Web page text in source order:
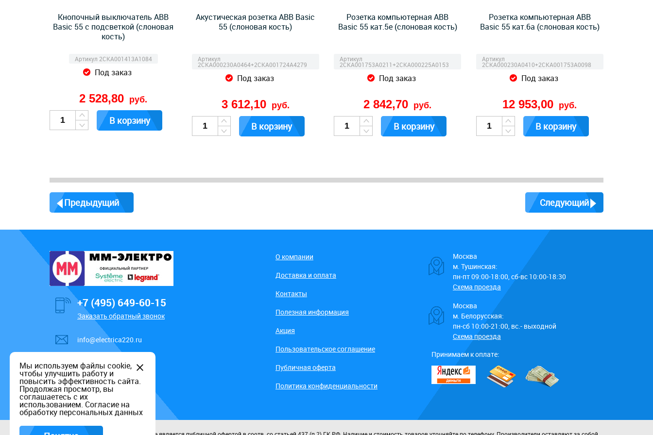
Кнопочный выключатель ABB
Basic 55 с подсветкой (слоновая
кость)
Артикул 2CKA001413A1084
Под заказ
2 528,80 руб.
В корзину
Акустическая розетка ABB Basic
55 (слоновая кость)
Артикул
2CKA000230A0464+2CKA001724A4279
Под заказ
3 612,10 руб.
В корзину
Розетка компьютерная ABB
Basic 55 кат.5e (слоновая кость)
Артикул
2CKA001753A0211+2CKA000225A0153
Под заказ
2 842,70 руб.
В корзину
Розетка компьютерная ABB
Basic 55 кат.6a (слоновая кость)
Артикул
2CKA000230A0410+2CKA001753A0098
Под заказ
12 953,00 руб.
В корзину
Предыдущий Следующий
+7 (495) 649-60-15
Заказать обратный звонок
info@electrica220.ru
О компании
Доставка и оплата
Контакты
Полезная информация
Акция
Пользовательское соглашение
Публичная оферта
Политика конфиденциальности
Москва
м. Тушинская:
пн-пт 09:00-18:00, сб-вс 10:00-18:30
Схема проезда
Москва
м. Белорусская:
пн-сб 10:00-21:00, вс.- выходной
Схема проезда
Принимаем к оплате:
Мы используем файлы cookie,
чтобы улучшить работу и
повысить эффективность сайта.
Продолжая просмотр, вы
соглашаетесь с их
использованием. Согласие на
обработку персональных данных